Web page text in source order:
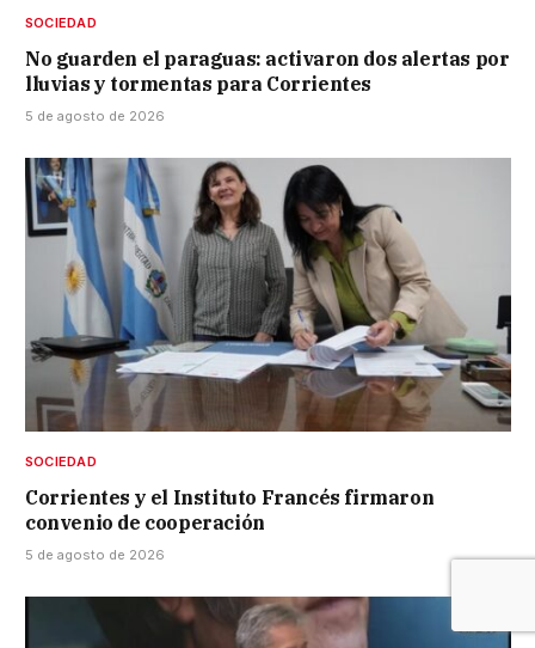
SOCIEDAD
No guarden el paraguas: activaron dos alertas por
lluvias y tormentas para Corrientes
5 de agosto de 2026
SOCIEDAD
Corrientes y el Instituto Francés firmaron
convenio de cooperación
5 de agosto de 2026